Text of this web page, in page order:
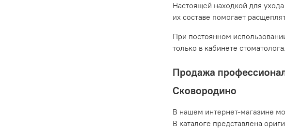
Настоящей находкой для
их составе помогает
При постоянном
только в кабинете стоматолога.
Продажа
Сковородино
В нашем интернет-магазине
В каталоге представлена